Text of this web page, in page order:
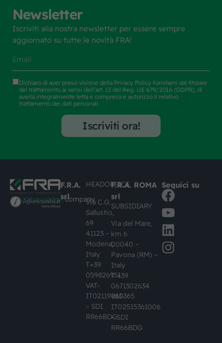
Newsletter
Iscriviti alla nostra newsletter per essere sempre
aggiornato su tutte le novità FRA!
Dichiaro di aver preso visione della Privacy Policy fornitami dal titolare
del trattamento ai sensi dell’art. 13 del Reg. UE 679/2016 (GDPR), di
averla integralmente letta e compresa e autorizzo il relativo
trattamento dei dati personali.
Iscriviti ora!
#busknowledgecompany
F.R.A.
srl
HEADOFFICE
Via C.G.
Sallustio,
69
41123 –
Modena,
Italy
T+39
059826951
VAT-
IT02119860365
– SDI
RR66BDG
F.R.A. ROMA
srl
SUBSIDIARY
Via del Mare,
km 6
00040 –
Pavona (RM) –
Italy
T +39
0671302634
VAT-
IT02515361006
– SDI
RR66BDG
Seguici su